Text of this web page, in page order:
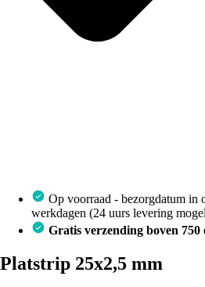
Op voorraad - bezorgdatum in
werkdagen (24 uurs levering
Gratis verzending boven 750
Platstrip 25x2,5 mm